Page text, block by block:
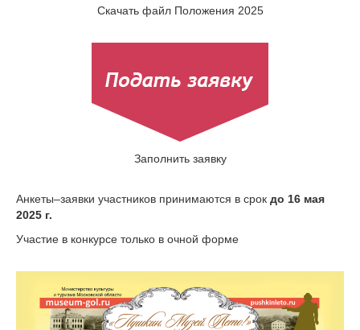
Скачать файл Положения 2025
Заполнить заявку
Анкеты–заявки участников принимаются в срок до 16 мая
2025 г.
Участие в конкурсе только в очной форме